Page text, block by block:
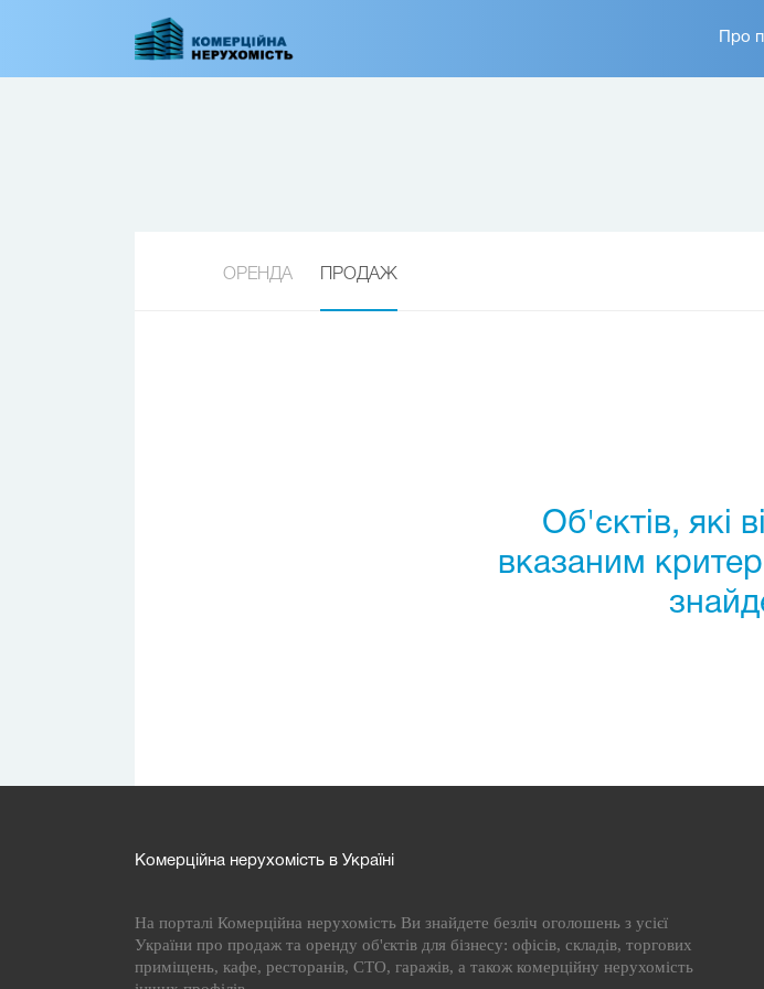
Про
ОРЕНДА ПРОДАЖ
Об'єктів, які
вказаним
Комерційна нерухомість в Україні
На порталі Комерційна нерухомість Ви знайдете безліч оголошень з усієї
України про продаж та оренду об'єктів для бізнесу: офісів, складів, торгових
приміщень, кафе, ресторанів, СТО, гаражів, а також комерційну нерухомість